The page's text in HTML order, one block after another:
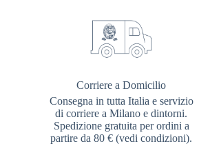
Corriere a Domicilio
Consegna in tutta Italia e servizio
di corriere a Milano e dintorni.
Spedizione gratuita per ordini a
partire da 80 € (vedi condizioni).